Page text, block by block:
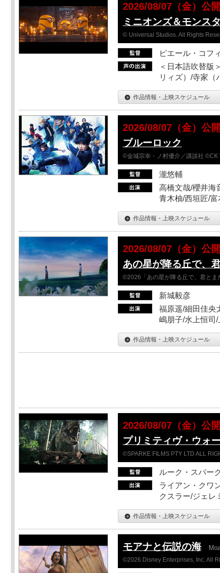
2026/08/07（金）公
ミニオンズ＆モンス
© Universal Studios. All Rights
ピエール・コフ
＜日本語吹替版
リィズ）/寺家（
作品情報・上映スケジュール
2026/08/07（金）公
ブルーロック
©金城宗幸・ノ村優介／講談社 ©CK
瀧悠輔
高橋文哉/櫻井海
青木柚/西垣匠/
作品情報・上映スケジュール
2026/08/07（金）公
あの星が降る丘で、
©2026「あの星が降る丘で、君とま
新城毅彦
福原遥/細田佳央
嶋朋子/水上恒司
作品情報・上映スケジュール
2026/08/07（金）公
プリミティヴ・ウォ
©SPARKE FILMS PTY LTD ALL
ルーク・スパー
ライアン・クワ
クスラー/ジェレ
作品情報・上映スケジュール
モアナと伝説の海
©2026 Disney Enterprises, Inc. All